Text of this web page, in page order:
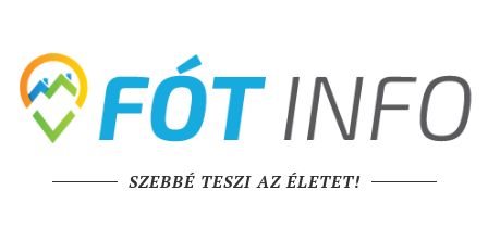
SZEBBÉ TESZI AZ ÉLETET!